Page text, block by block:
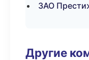
ЗАО
Другие